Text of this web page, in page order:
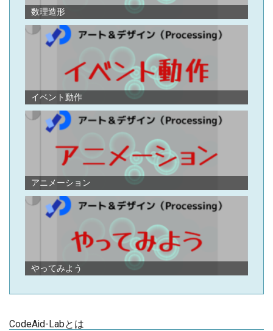
数理造形
イベント動作
アニメーション
やってみよう
CodeAid-Labとは